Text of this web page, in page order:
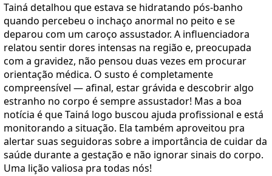
Tainá detalhou que estava se hidratando pós-banho
quando percebeu o inchaço anormal no peito e se
deparou com um caroço assustador. A influenciadora
relatou sentir dores intensas na região e, preocupada
com a gravidez, não pensou duas vezes em procurar
orientação médica. O susto é completamente
compreensível — afinal, estar grávida e descobrir algo
estranho no corpo é sempre assustador! Mas a boa
notícia é que Tainá logo buscou ajuda profissional e está
monitorando a situação. Ela também aproveitou pra
alertar suas seguidoras sobre a importância de cuidar da
saúde durante a gestação e não ignorar sinais do corpo.
Uma lição valiosa pra todas nós!